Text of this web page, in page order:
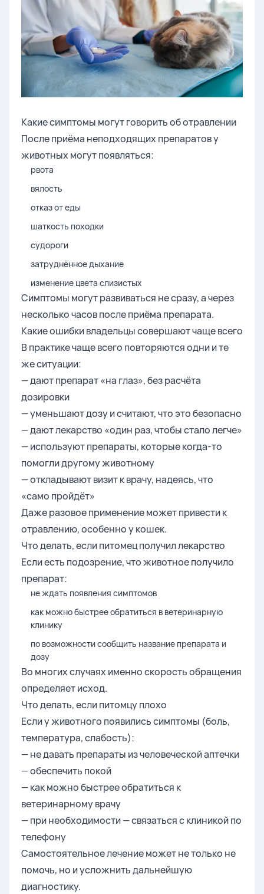
Какие симптомы могут говорить об отравлении
После приёма неподходящих препаратов у
животных могут появляться:
рвота
вялость
отказ от еды
шаткость походки
судороги
затруднённое дыхание
изменение цвета слизистых
Симптомы могут развиваться не сразу, а через
несколько часов после приёма препарата.
Какие ошибки владельцы совершают чаще всего
В практике чаще всего повторяются одни и те
же ситуации:
— дают препарат «на глаз», без расчёта
дозировки
— уменьшают дозу и считают, что это безопасно
— дают лекарство «один раз, чтобы стало легче»
— используют препараты, которые когда-то
помогли другому животному
— откладывают визит к врачу, надеясь, что
«само пройдёт»
Даже разовое применение может привести к
отравлению, особенно у кошек.
Что делать, если питомец получил лекарство
Если есть подозрение, что животное получило
препарат:
не ждать появления симптомов
как можно быстрее обратиться в ветеринарную
клинику
по возможности сообщить название препарата и
дозу
Во многих случаях именно скорость обращения
определяет исход.
Что делать, если питомцу плохо
Если у животного появились симптомы (боль,
температура, слабость):
— не давать препараты из человеческой аптечки
— обеспечить покой
— как можно быстрее обратиться к
ветеринарному врачу
— при необходимости — связаться с клиникой по
телефону
Самостоятельное лечение может не только не
помочь, но и усложнить дальнейшую
диагностику.